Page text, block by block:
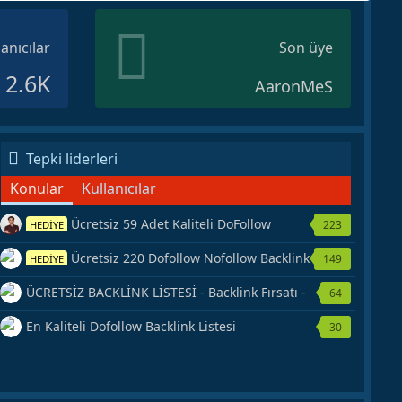
2.6K
Son üye
AaronMeS
Tepki liderleri
Konular
Kullanıcılar
HEDİYE Ücretsiz 59 Adet Kaliteli DoFollow
Backlink Kaynağı Veriyorum.
223
HEDİYE Ücretsiz 220 Dofollow Nofollow Backlink
Veriyorum
149
ÜCRETSİZ BACKLİNK LİSTESİ - Backlink Fırsatı -
Hemen Yetiş!
64
En Kaliteli Dofollow Backlink Listesi 30